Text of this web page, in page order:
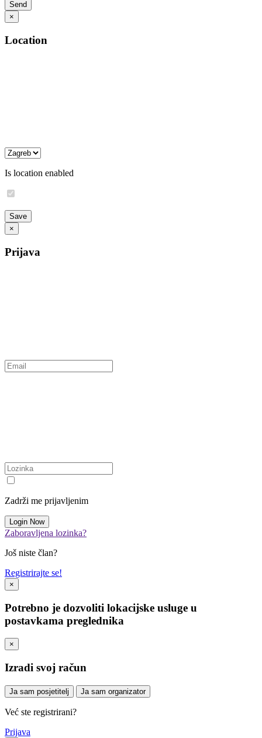
×
Location
Is location enabled
×
Prijava
Zadrži me prijavljenim
Zaboravljena lozinka?
Još niste član?
Registrirajte se!
×
Potrebno je dozvoliti lokacijske usluge u
postavkama preglednika
×
Izradi svoj račun
Ja sam posjetitelj Ja sam organizator
Već ste registrirani?
Prijava